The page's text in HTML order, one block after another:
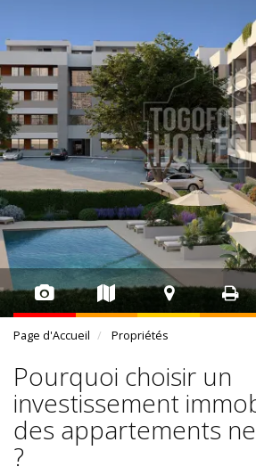
Page d'Accueil Propriétés
Pourquoi choisir un
investissement
des appartements
?